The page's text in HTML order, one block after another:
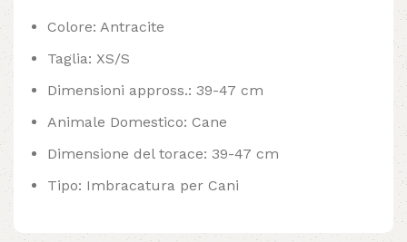
Colore: Antracite
Taglia: XS/S
Dimensioni appross.: 39-47 cm
Animale Domestico: Cane
Dimensione del torace: 39-47 cm
Tipo: Imbracatura per Cani